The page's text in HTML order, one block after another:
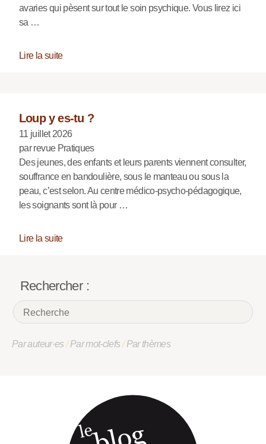
avaries qui pèsent sur tout le soin psychique. Vous lirez ici
sa …
Lire la suite
Loup y es-tu ?
11 juillet 2026
par revue Pratiques
Des jeunes, des enfants et leurs parents viennent consulter,
souffrance en bandoulière, sous le manteau ou sous la
peau, c’est selon. Au centre médico-psycho-pédagogique,
les soignants sont là pour …
Lire la suite
Rechercher :
Par auteur·es/Par mot-clefs/Par thèmes